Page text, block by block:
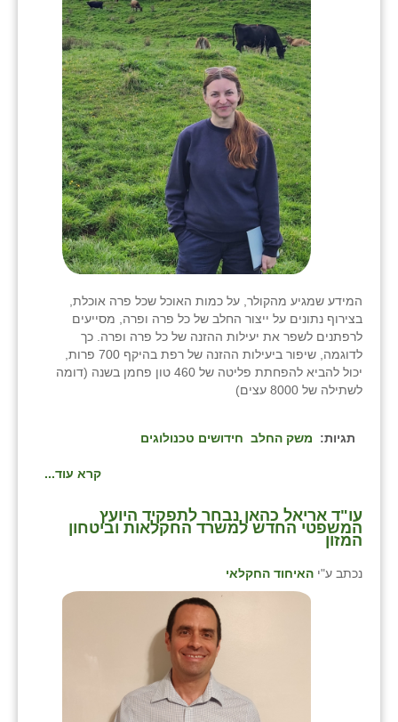
המידע שמגיע מהקולר, על כמות האוכל שכל פרה אוכלת,
בצירוף נתונים על ייצור החלב של כל פרה ופרה, מסייעים
לרפתנים לשפר את יעילות ההזנה של כל פרה ופרה. כך
לדוגמה, שיפור ביעילות ההזנה של רפת בהיקף 700 פרות,
יכול להביא להפחתת פליטה של 460 טון פחמן בשנה (דומה
לשתילה של 8000 עצים)
תגיות: משק החלב חידושים טכנולוגים
קרא עוד...
עו"ד אריאל כהאן נבחר לתפקיד היועץ
המשפטי החדש למשרד החקלאות וביטחון
המזון
נכתב ע"י האיחוד החקלאי